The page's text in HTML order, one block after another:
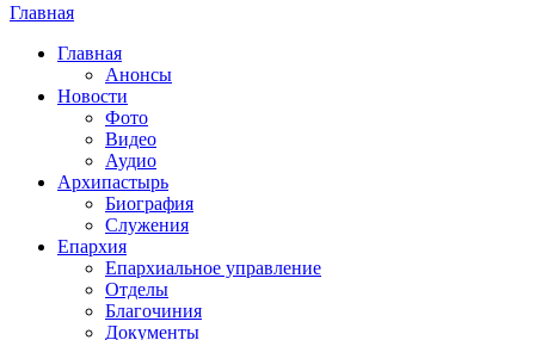
Вы здесь
Главная
Главная
Анонсы
Новости
Фото
Видео
Аудио
Архипастырь
Биография
Служения
Епархия
Епархиальное управление
Отделы
Благочиния
Документы